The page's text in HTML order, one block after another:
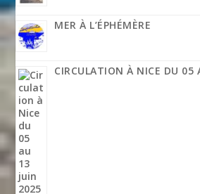
MER À L’ÉPHÉMÈRE
CIRCULATION À NICE DU 05